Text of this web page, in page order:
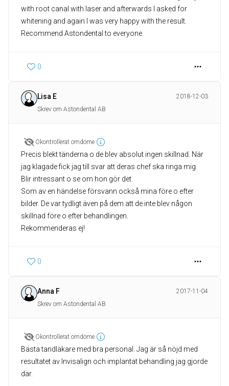
with root canal with laser and afterwards I asked for
whitening and again I was very happy with the result.
Recommend Astondental to everyone.
0
Lisa E
2018-12-03
Skrev om Astondental AB
Okontrollerat omdöme
Precis blekt tänderna o de blev absolut ingen skillnad. När
jag klagade fick jag till svar att deras chef ska ringa mig.
Blir intressant o se om hon gör det.
Som av en händelse försvann också mina före o efter
bilder. De var tydligt även på dem att de inte blev någon
skillnad före o efter behandlingen.
Rekommenderas ej!
0
Anna F
2017-11-04
Skrev om Astondental AB
Okontrollerat omdöme
Bästa tandläkare med bra personal. Jag är så nöjd med
resultatet av Invisalign och implantat behandling jag gjorde
där.